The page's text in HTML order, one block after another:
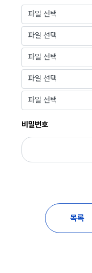
파일 선택
파일 선택
파일 선택
파일 선택
파일 선택
비밀번호
목록